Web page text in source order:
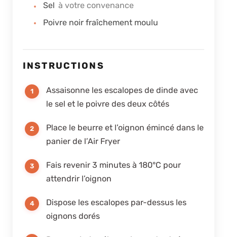
Sel à votre convenance
Poivre noir fraîchement moulu
INSTRUCTIONS
Assaisonne les escalopes de dinde avec
le sel et le poivre des deux côtés
Place le beurre et l’oignon émincé dans le
panier de l’Air Fryer
Fais revenir 3 minutes à 180°C pour
attendrir l’oignon
Dispose les escalopes par-dessus les
oignons dorés